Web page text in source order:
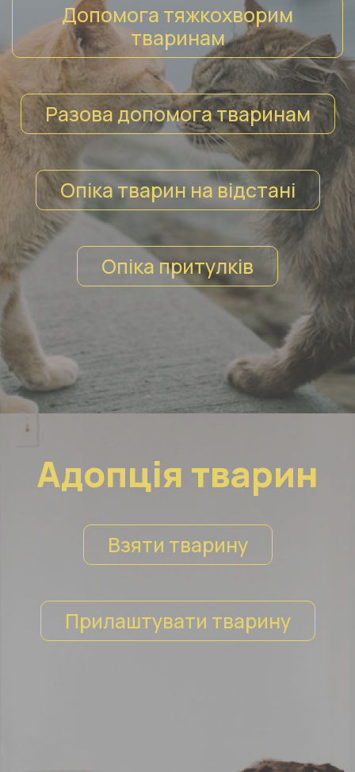
Допомога тяжкохворим
тваринам
Разова допомога тваринам
Опіка тварин на відстані
Опіка притулків
Адопція тварин
Взяти тварину
Прилаштувати тварину